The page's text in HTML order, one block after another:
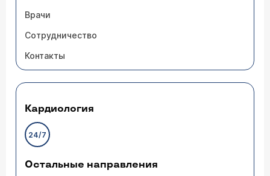
Врачи
Сотрудничество
Контакты
Кардиология
24/7
Остальные направления